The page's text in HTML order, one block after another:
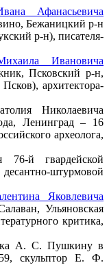
Афанасьевича
Бежаницкий р-н
р-н), писателя-
Ивановича
Псковский р-н,
архитектора-
Николаевича
Ленинград – 16
археолога,
й гвардейской
штурмовой
Яковлевича
Ульяновская
критика,
А. С. Пушкину в
скульптор Е. Ф.